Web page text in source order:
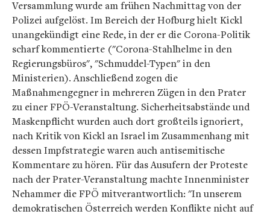
Versammlung wurde am frühen Nachmittag von der
Polizei aufgelöst. Im Bereich der Hofburg hielt Kickl
unangekündigt eine Rede, in der er die Corona-Politik
scharf kommentierte ("Corona-Stahlhelme in den
Regierungsbüros", "Schmuddel-Typen" in den
Ministerien). Anschließend zogen die
Maßnahmengegner in mehreren Zügen in den Prater
zu einer FPÖ-Veranstaltung. Sicherheitsabstände und
Maskenpflicht wurden auch dort großteils ignoriert,
nach Kritik von Kickl an Israel im Zusammenhang mit
dessen Impfstrategie waren auch antisemitische
Kommentare zu hören. Für das Ausufern der Proteste
nach der Prater-Veranstaltung machte Innenminister
Nehammer die FPÖ mitverantwortlich: "In unserem
demokratischen Österreich werden Konflikte nicht auf